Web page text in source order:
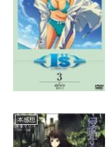
本感想